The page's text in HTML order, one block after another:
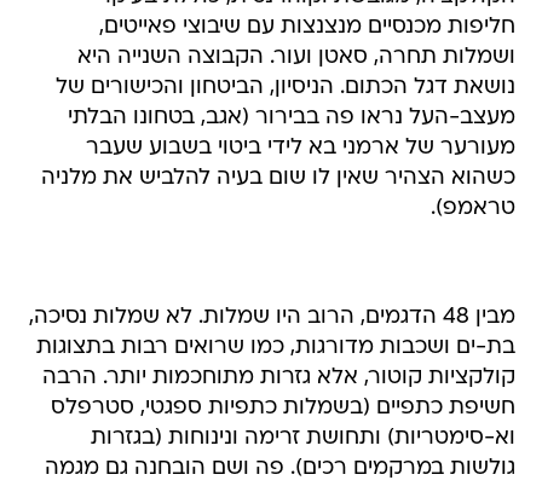
חליפות מכנסיים מנצנצות עם שיבוצי פאייטים,
ושמלות תחרה, סאטן ועור. הקבוצה השנייה היא
נושאת דגל הכתום. הניסיון, הביטחון והכישורים של
מעצב-העל נראו פה בבירור (אגב, בטחונו הבלתי
מעורער של ארמני בא לידי ביטוי בשבוע שעבר
כשהוא הצהיר שאין לו שום בעיה להלביש את מלניה
טראמפ).
מבין 48 הדגמים, הרוב היו שמלות. לא שמלות נסיכה,
בת-ים ושכבות מדורגות, כמו שרואים רבות בתצוגות
קולקציות קוטור, אלא גזרות מתוחכמות יותר. הרבה
חשיפת כתפיים (בשמלות כתפיות ספגטי, סטרפלס
וא-סימטריות) ותחושת זרימה ונינוחות (בגזרות
גולשות במרקמים רכים). פה ושם הובחנה גם מגמה